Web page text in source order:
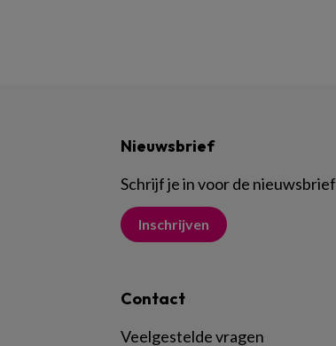
Nieuwsbrief
Schrijf je in voor de nieuwsbrief
Inschrijven
Contact
Veelgestelde vragen